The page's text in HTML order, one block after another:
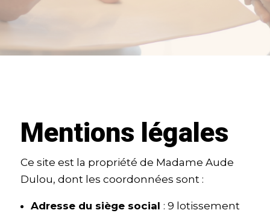
Mentions légales
Ce site est la propriété de Madame Aude
Dulou, dont les coordonnées sont :
Adresse du siège social : 9 lotissement